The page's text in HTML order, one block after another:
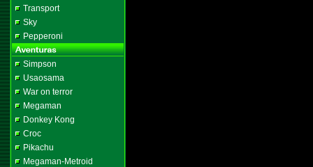
Transport
Sky
Pepperoni
Simpson
Usaosama
War on terror
Megaman
Donkey Kong
Croc
Pikachu
Megaman-Metroid